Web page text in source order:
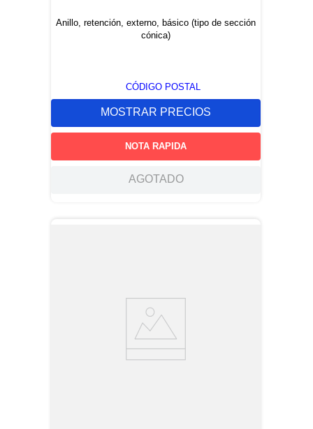
Anillo, retención, externo, básico (tipo de sección
cónica)
CÓDIGO POSTAL
MOSTRAR PRECIOS
NOTA RAPIDA
AGOTADO